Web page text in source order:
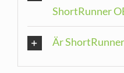
ShortRunner
Är